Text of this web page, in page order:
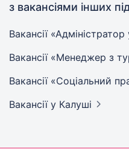
з вакансіями інших
Вакансії «Адміністратор
Вакансії «Менеджер з
Вакансії «Соціальний
Вакансії у Калуші